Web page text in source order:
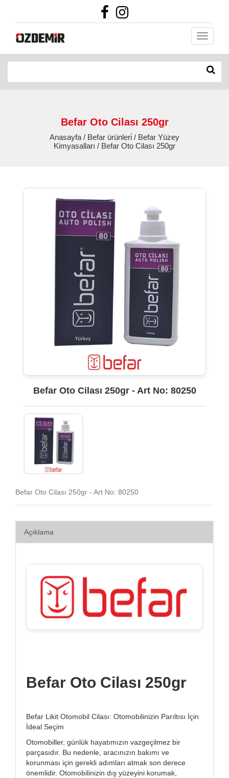
Befar Oto Cilası 250gr
Anasayfa / Befar ürünleri̇ / Befar Yüzey
Kimyasalları / Befar Oto Cilası 250gr
Befar Oto Cilası 250gr - Art No: 80250
Befar Oto Cilası 250gr - Art No: 80250
Açıklama
Befar Oto Cilası 250gr
Befar Likit Otomobil Cilası: Otomobilinizin Parıltısı İçin
İdeal Seçim
Otomobiller, günlük hayatımızın vazgeçilmez bir
parçasıdır. Bu nedenle, aracınızın bakımı ve
korunması için gerekli adımları atmak son derece
önemlidir. Otomobilinizin dış yüzeyini korumak,